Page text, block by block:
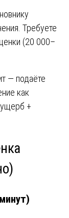
Требуете
(20 000–
— подаёте
как
+